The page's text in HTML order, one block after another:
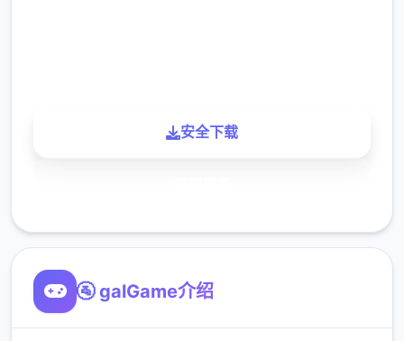
安全下载
🚰 galGame介绍